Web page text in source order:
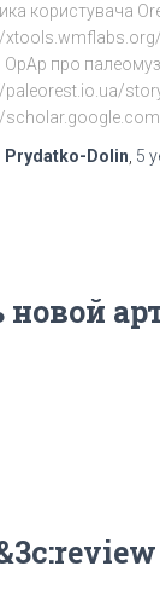
користувача
ОрАр про
Prydatko-Dolin 5